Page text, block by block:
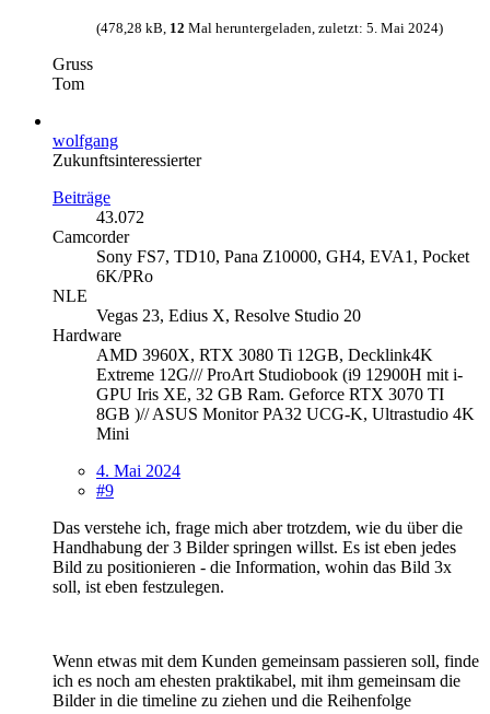
(478,28 kB, 12 Mal heruntergeladen, zuletzt: 5. Mai 2024)
Gruss
Tom
wolfgang
Zukunftsinteressierter
Beiträge
43.072
Camcorder
Sony FS7, TD10, Pana Z10000, GH4, EVA1, Pocket
6K/PRo
NLE
Vegas 23, Edius X, Resolve Studio 20
Hardware
AMD 3960X, RTX 3080 Ti 12GB, Decklink4K
Extreme 12G/// ProArt Studiobook (i9 12900H mit i-
GPU Iris XE, 32 GB Ram. Geforce RTX 3070 TI
8GB )// ASUS Monitor PA32 UCG-K, Ultrastudio 4K
Mini
4. Mai 2024
#9
Das verstehe ich, frage mich aber trotzdem, wie du über die
Handhabung der 3 Bilder springen willst. Es ist eben jedes
Bild zu positionieren - die Information, wohin das Bild 3x
soll, ist eben festzulegen.
Wenn etwas mit dem Kunden gemeinsam passieren soll, finde
ich es noch am ehesten praktikabel, mit ihm gemeinsam die
Bilder in die timeline zu ziehen und die Reihenfolge